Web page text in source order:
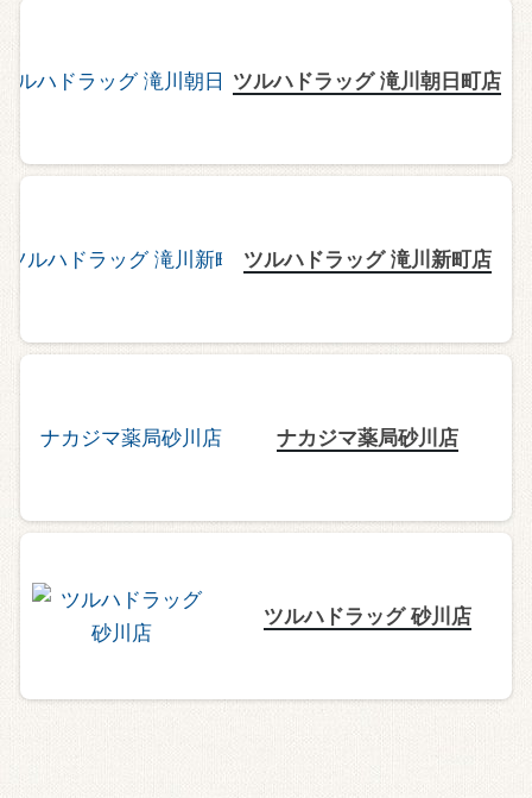
ツルハドラッグ 滝川朝日町店
ツルハドラッグ 滝川新町店
ナカジマ薬局砂川店
ツルハドラッグ 砂川店